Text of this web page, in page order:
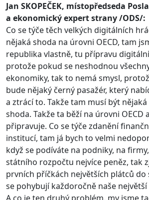
Jan SKOPEČEK, místopředseda
a ekonomický expert strany /ODS/:
Co se týče těch velkých digitálních
nějaká shoda na úrovni OECD, tam
republika vlastně, tu přípravu
protože pokud se neshodnou
ekonomiky, tak to nemá smysl,
bude nějaký černý pasažér, který
a ztrácí to. Takže tam musí být
shoda. Takže ta běží na úrovni OECD
připravuje. Co se týče zdanění
institucí, tam já bych to velmi
když se podíváte na podniky, na
státního rozpočtu nejvíce peněz, tak
prvních příčkách největších plátců
se pohybují každoročně naše